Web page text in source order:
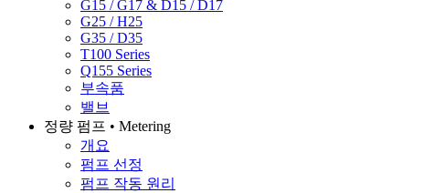
G15 / G17 & D15 / D17
G25 / H25
G35 / D35
T100 Series
Q155 Series
부속품
밸브
정량 펌프 • Metering
개요
펌프 선정
펌프 작동 원리